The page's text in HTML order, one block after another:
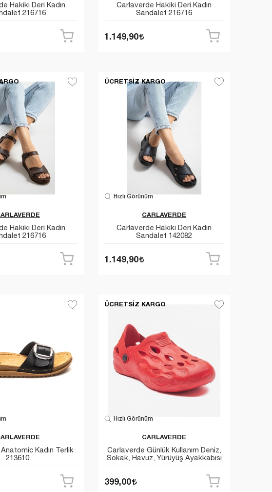
Hakiki Deri Kadın
216716
Carlaverde Hakiki Deri Kadın
Sandalet 216716
1.149,90
Hakiki Deri Kadın
216716
ÜCRETSIZ KARGO
Hızlı Görünüm
CARLAVERDE
Carlaverde Hakiki Deri Kadın
Sandalet 142082
1.149,90
Kadın Terlik
213610
ÜCRETSIZ KARGO
Hızlı Görünüm
CARLAVERDE
Carlaverde Günlük Kullanım Deniz,
Sokak, Havuz, Yürüyüş Ayakkabısı
399,00